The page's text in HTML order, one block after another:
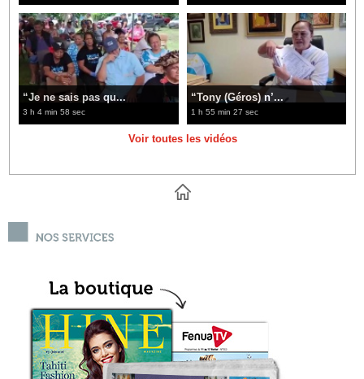
“Je ne sais pas qu...
3 h 4 min 58 sec
“Tony (Géros) n’...
1 h 55 min 27 sec
Voir toutes les vidéos